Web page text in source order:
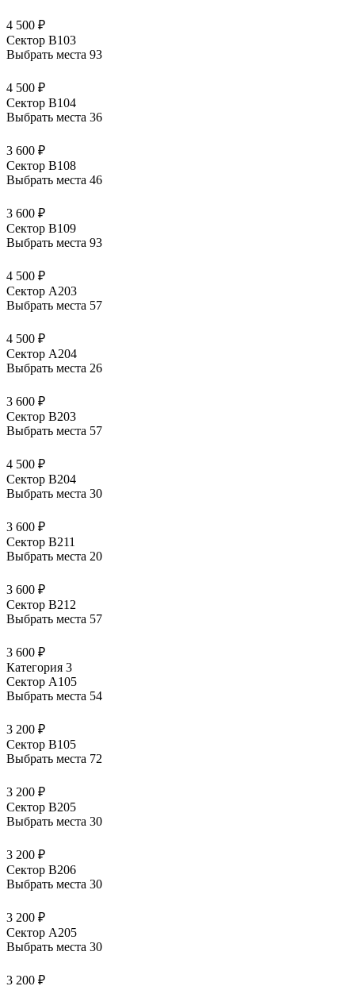
4 500 ₽
Сектор В103
Выбрать места 93
4 500 ₽
Сектор В104
Выбрать места 36
3 600 ₽
Сектор В108
Выбрать места 46
3 600 ₽
Сектор В109
Выбрать места 93
4 500 ₽
Сектор А203
Выбрать места 57
4 500 ₽
Сектор А204
Выбрать места 26
3 600 ₽
Сектор В203
Выбрать места 57
4 500 ₽
Сектор В204
Выбрать места 30
3 600 ₽
Сектор В211
Выбрать места 20
3 600 ₽
Сектор В212
Выбрать места 57
3 600 ₽
Категория 3
Сектор А105
Выбрать места 54
3 200 ₽
Сектор В105
Выбрать места 72
3 200 ₽
Сектор В205
Выбрать места 30
3 200 ₽
Сектор В206
Выбрать места 30
3 200 ₽
Сектор А205
Выбрать места 30
3 200 ₽